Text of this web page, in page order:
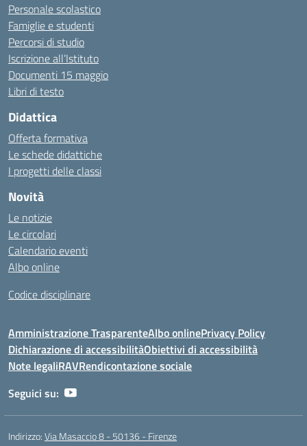
Personale scolastico
Famiglie e studenti
Percorsi di studio
Iscrizione all’Istituto
Documenti 15 maggio
Libri di testo
Didattica
Offerta formativa
Le schede didattiche
I progetti delle classi
Novità
Le notizie
Le circolari
Calendario eventi
Albo online
Codice disciplinare
Amministrazione TrasparenteAlbo onlinePrivacy Policy
Dichiarazione di accessibilitàObiettivi di accessibilità
Note legaliRAVRendicontazione sociale
Seguici su:
Indirizzo:Via Masaccio 8 - 50136 - Firenze